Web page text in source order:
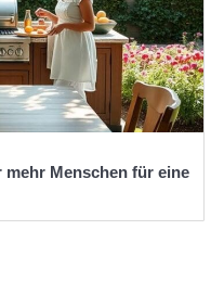
Menschen für eine